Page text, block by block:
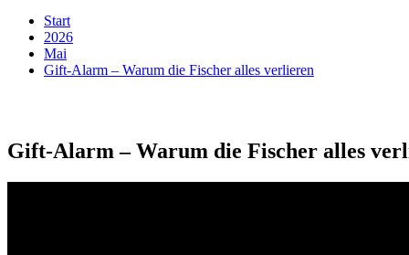
Start
2026
Mai
Gift-Alarm – Warum die Fischer alles verlieren
Gift-Alarm – Warum die Fischer alles